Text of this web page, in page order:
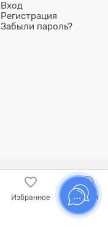
Вход
Регистрация
Забыли пароль?
Избранное Войти